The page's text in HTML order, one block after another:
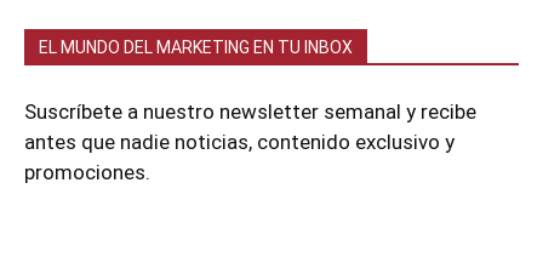
EL MUNDO DEL MARKETING EN TU INBOX
Suscríbete a nuestro newsletter semanal y recibe
antes que nadie noticias, contenido exclusivo y
promociones.